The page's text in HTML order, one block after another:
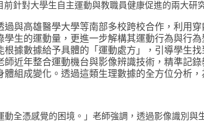
針對大學生自主運動與教職員健康促進的兩大研
過與高雄醫學大學等南部多校跨校合作，利用
學生的運動量，更進一步解構其運動行為與行
根據數據給予具體的「運動處方」，引導學生找
師近年整合運動機台與影像辨識技術，精準記
體組成變化。透過這類生理數據的全方位分析
動全憑感覺的困境。」老師強調，透過影像識別